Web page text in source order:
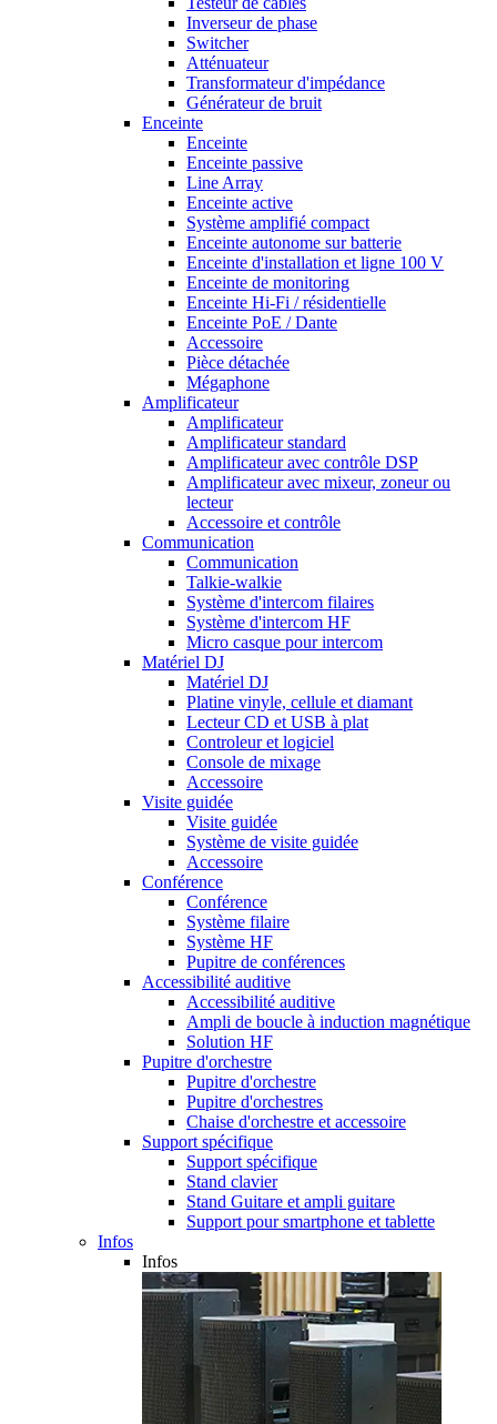
Inverseur de phase
Switcher
Atténuateur
Transformateur d'impédance
Générateur de bruit
Enceinte
Enceinte
Enceinte passive
Line Array
Enceinte active
Système amplifié compact
Enceinte autonome sur batterie
Enceinte d'installation et ligne 100 V
Enceinte de monitoring
Enceinte Hi-Fi / résidentielle
Enceinte PoE / Dante
Accessoire
Pièce détachée
Mégaphone
Amplificateur
Amplificateur
Amplificateur standard
Amplificateur avec contrôle DSP
Amplificateur avec mixeur, zoneur ou
lecteur
Accessoire et contrôle
Communication
Communication
Talkie-walkie
Système d'intercom filaires
Système d'intercom HF
Micro casque pour intercom
Matériel DJ
Matériel DJ
Platine vinyle, cellule et diamant
Lecteur CD et USB à plat
Controleur et logiciel
Console de mixage
Accessoire
Visite guidée
Visite guidée
Système de visite guidée
Accessoire
Conférence
Conférence
Système filaire
Système HF
Pupitre de conférences
Accessibilité auditive
Accessibilité auditive
Ampli de boucle à induction magnétique
Solution HF
Pupitre d'orchestre
Pupitre d'orchestre
Pupitre d'orchestres
Chaise d'orchestre et accessoire
Support spécifique
Support spécifique
Stand clavier
Stand Guitare et ampli guitare
Support pour smartphone et tablette
Infos
Infos